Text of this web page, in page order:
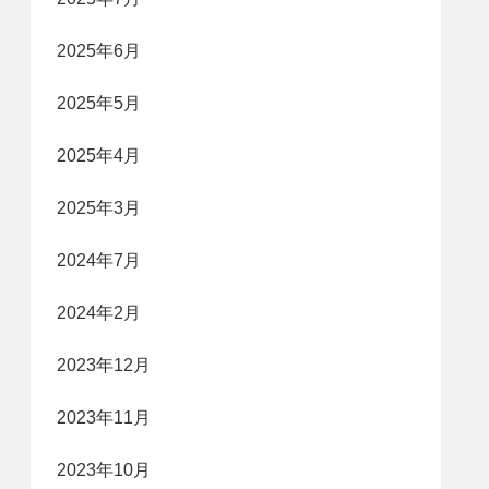
2025年6月
2025年5月
2025年4月
2025年3月
2024年7月
2024年2月
2023年12月
2023年11月
2023年10月